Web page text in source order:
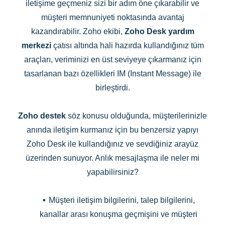
iletişime geçmeniz sizi bir adım öne çıkarabilir ve
müşteri memnuniyeti noktasında avantaj
kazandırabilir. Zoho ekibi, Zoho Desk yardım
merkeziçatısı altında hali hazırda kullandığınız tüm
araçları, veriminizi en üst seviyeye çıkarmanız için
tasarlanan bazı özellikleri IM (Instant Message) ile
birleştirdi.
Zoho destek söz konusu olduğunda, müşterilerinizle
anında iletişim kurmanız için bu benzersiz yapıyı
Zoho Desk ile kullandığınız ve sevdiğiniz arayüz
üzerinden sunuyor. Anlık mesajlaşma ile neler mi
yapabilirsiniz?
• Müşteri iletişim bilgilerini, talep bilgilerini,
kanallar arası konuşma geçmişini ve müşteri